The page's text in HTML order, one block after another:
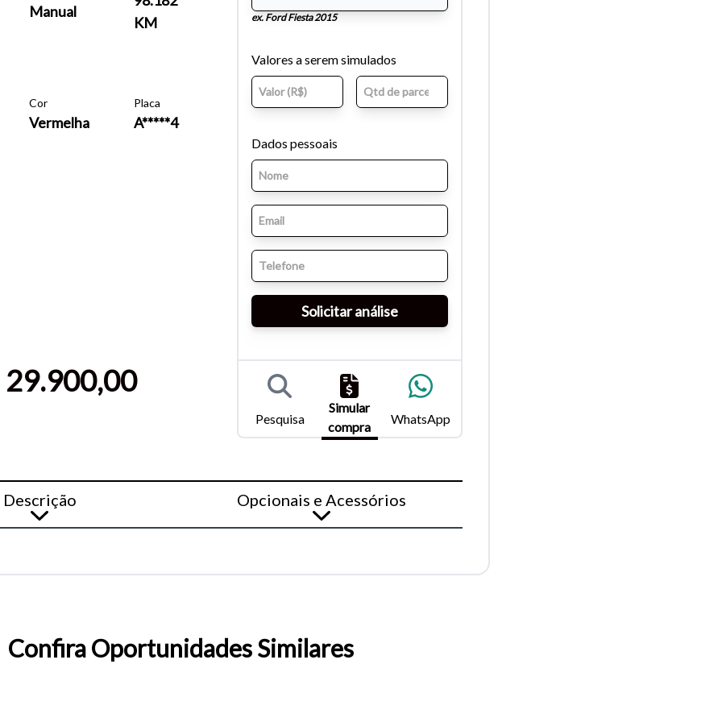
ou diminuir a fonte em nosso site, utilize os atalhos Ctrl+ (para
e Ctrl- (para diminuir) no seu teclado.
Fechar
Manual
KM
Cor
Vermelha
Placa
A*****4
29.900,00
ex. Ford Fiesta 2015
Valores a serem simulados
Dados pessoais
Pesquisa
Simular
compra
WhatsApp
Descrição Opcionais e Acessórios
Confira Oportunidades Similares